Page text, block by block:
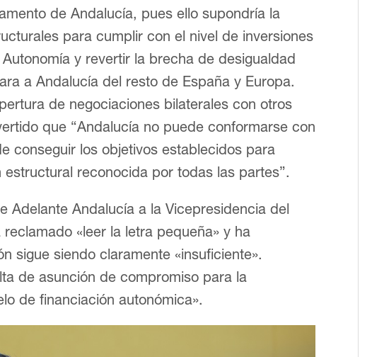
de Andalucía, pues ello supondría la
para cumplir con el nivel de inversiones
y revertir la brecha de desigualdad
a Andalucía del resto de España y Europa.
de negociaciones bilaterales con otros
que “Andalucía no puede conformarse con
conseguir los objetivos establecidos para
reconocida por todas las partes”.
Adelante Andalucía a la Vicepresidencia del
«leer la letra pequeña» y ha
sigue siendo claramente «insuficiente».
de asunción de compromiso para la
de financiación autonómica».